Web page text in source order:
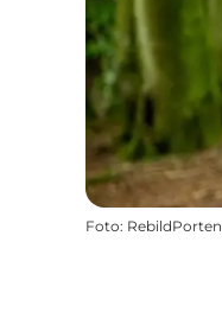
Foto: RebildPorten